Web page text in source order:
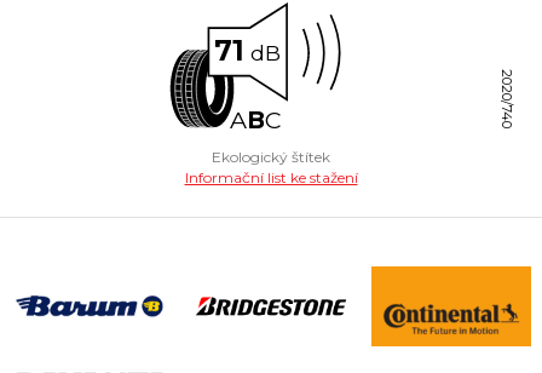
71 dB
ABC 2020/740
Ekologický štítek
Informační list ke stažení